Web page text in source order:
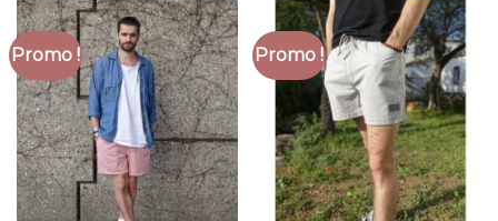
Promo ! Promo !